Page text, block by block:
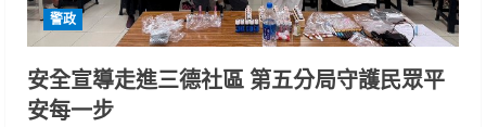
警政
安全宣導走進三德社區 第五分局守護民眾平
安每一步